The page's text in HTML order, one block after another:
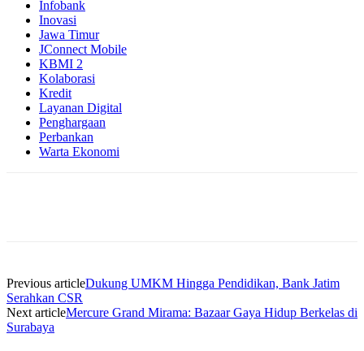
Infobank
Inovasi
Jawa Timur
JConnect Mobile
KBMI 2
Kolaborasi
Kredit
Layanan Digital
Penghargaan
Perbankan
Warta Ekonomi
Previous articleDukung UMKM Hingga Pendidikan, Bank Jatim
Serahkan CSR
Next articleMercure Grand Mirama: Bazaar Gaya Hidup Berkelas di
Surabaya